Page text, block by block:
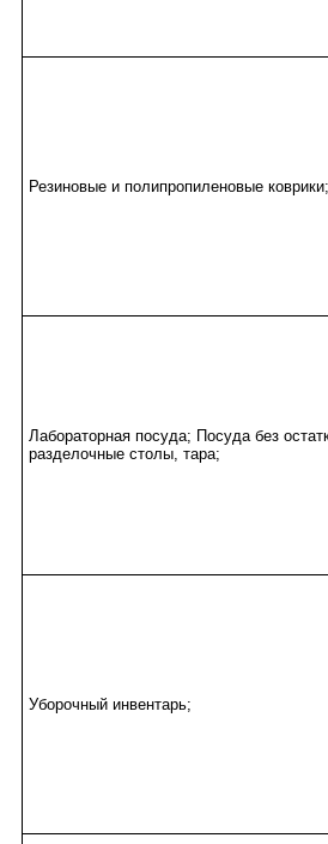
Резиновые и полипропиленовые коврики;
Лабораторная посуда; Посуда без
разделочные столы, тара;
Уборочный инвентарь;